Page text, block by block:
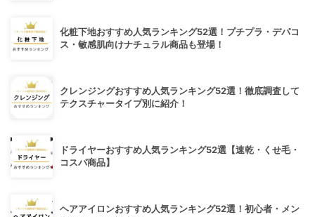
化粧下地おすすめ人気ランキング52選！プチプラ・デパコ
ス・敏感肌向けナチュラル商品も登場！
クレンジングおすすめ人気ランキング52選！徹底調査して
テクスチャータイプ別に紹介！
ドライヤーおすすめ人気ランキング52選【速乾・くせ毛・
コスパ商品】
ヘアアイロンおすすめ人気ランキング52選！初心者・メン